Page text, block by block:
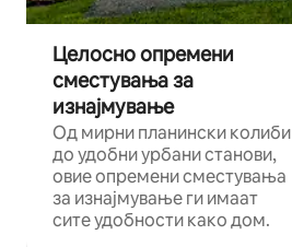
Целосно опремени
сместувања за
изнајмување
Од мирни планински колиби
до удобни урбани станови,
овие опремени сместувања
за изнајмување ги имаат
сите удобности како дом.